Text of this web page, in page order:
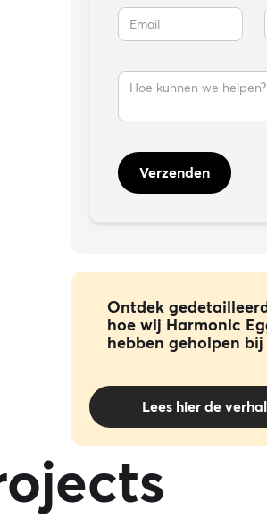
Ontdek
hoe wij Harmonic
hebben geholpen bij
Lees hier de